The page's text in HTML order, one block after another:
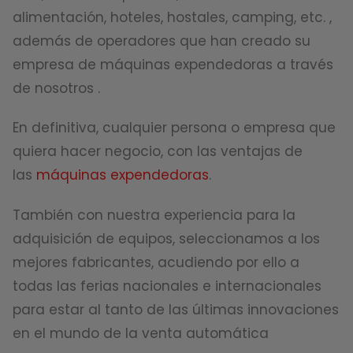
alimentación, hoteles, hostales, camping, etc. ,
además de operadores que han creado su
empresa de máquinas expendedoras a través
de nosotros .
En definitiva, cualquier persona o empresa que
quiera hacer negocio, con las ventajas de
las máquinas expendedoras.
También con nuestra experiencia para la
adquisición de equipos, seleccionamos a los
mejores fabricantes, acudiendo por ello a
todas las ferias nacionales e internacionales
para estar al tanto de las últimas innovaciones
en el mundo de la venta automática